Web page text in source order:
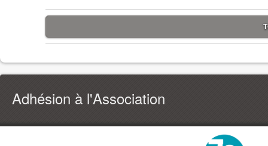
Adhésion à l'Association